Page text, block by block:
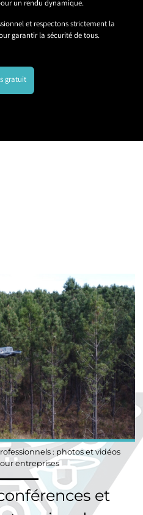
un rendu dynamique.
et respectons strictement la
garantir la sécurité de tous.
gratuit
: photos et vidéos
entreprises
et